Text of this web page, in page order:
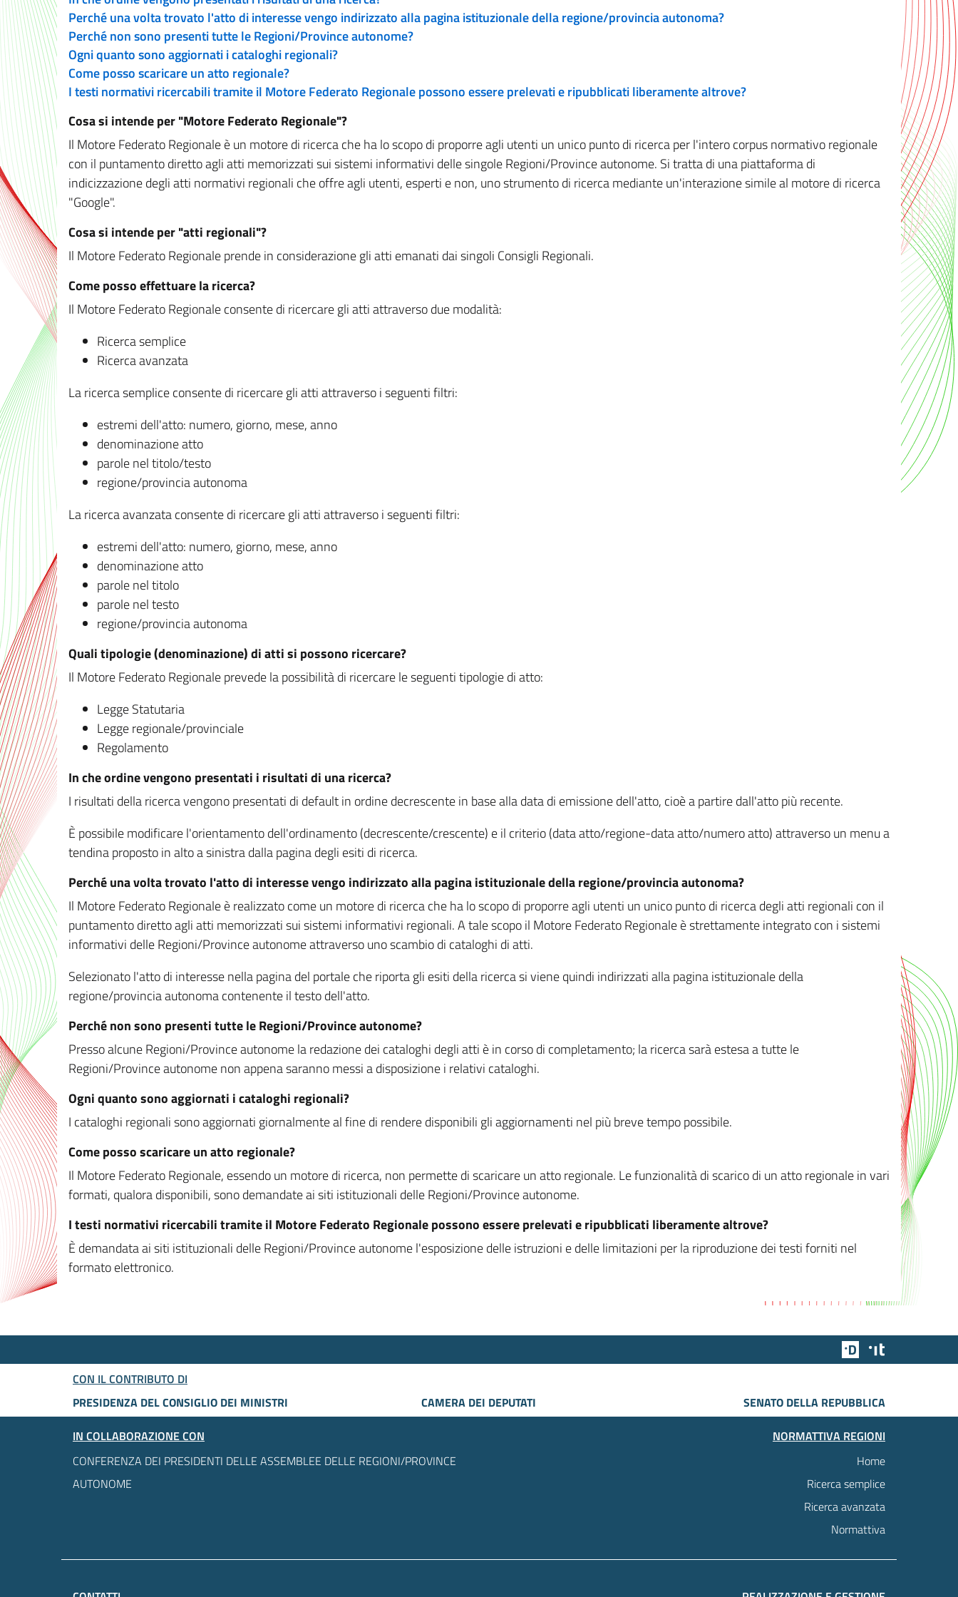
Perché una volta trovato l'atto di interesse vengo indirizzato alla pagina istituzionale della regione/provincia autonoma?
Perché non sono presenti tutte le Regioni/Province autonome?
Ogni quanto sono aggiornati i cataloghi regionali?
Come posso scaricare un atto regionale?
I testi normativi ricercabili tramite il Motore Federato Regionale possono essere prelevati e ripubblicati liberamente altrove?
Cosa si intende per "Motore Federato Regionale"?
Il Motore Federato Regionale è un motore di ricerca che ha lo scopo di proporre agli utenti un unico punto di ricerca per l'intero corpus normativo regionale
con il puntamento diretto agli atti memorizzati sui sistemi informativi delle singole Regioni/Province autonome. Si tratta di una piattaforma di
indicizzazione degli atti normativi regionali che offre agli utenti, esperti e non, uno strumento di ricerca mediante un'interazione simile al motore di ricerca
"Google".
Cosa si intende per "atti regionali"?
Il Motore Federato Regionale prende in considerazione gli atti emanati dai singoli Consigli Regionali.
Come posso effettuare la ricerca?
Il Motore Federato Regionale consente di ricercare gli atti attraverso due modalità:
Ricerca semplice
Ricerca avanzata
La ricerca semplice consente di ricercare gli atti attraverso i seguenti filtri:
estremi dell'atto: numero, giorno, mese, anno
denominazione atto
parole nel titolo/testo
regione/provincia autonoma
La ricerca avanzata consente di ricercare gli atti attraverso i seguenti filtri:
estremi dell'atto: numero, giorno, mese, anno
denominazione atto
parole nel titolo
parole nel testo
regione/provincia autonoma
Quali tipologie (denominazione) di atti si possono ricercare?
Il Motore Federato Regionale prevede la possibilità di ricercare le seguenti tipologie di atto:
Legge Statutaria
Legge regionale/provinciale
Regolamento
In che ordine vengono presentati i risultati di una ricerca?
I risultati della ricerca vengono presentati di default in ordine decrescente in base alla data di emissione dell'atto, cioè a partire dall'atto più recente.
È possibile modificare l'orientamento dell'ordinamento (decrescente/crescente) e il criterio (data atto/regione-data atto/numero atto) attraverso un menu a
tendina proposto in alto a sinistra dalla pagina degli esiti di ricerca.
Perché una volta trovato l'atto di interesse vengo indirizzato alla pagina istituzionale della regione/provincia autonoma?
Il Motore Federato Regionale è realizzato come un motore di ricerca che ha lo scopo di proporre agli utenti un unico punto di ricerca degli atti regionali con il
puntamento diretto agli atti memorizzati sui sistemi informativi regionali. A tale scopo il Motore Federato Regionale è strettamente integrato con i sistemi
informativi delle Regioni/Province autonome attraverso uno scambio di cataloghi di atti.
Selezionato l'atto di interesse nella pagina del portale che riporta gli esiti della ricerca si viene quindi indirizzati alla pagina istituzionale della
regione/provincia autonoma contenente il testo dell'atto.
Perché non sono presenti tutte le Regioni/Province autonome?
Presso alcune Regioni/Province autonome la redazione dei cataloghi degli atti è in corso di completamento; la ricerca sarà estesa a tutte le
Regioni/Province autonome non appena saranno messi a disposizione i relativi cataloghi.
Ogni quanto sono aggiornati i cataloghi regionali?
I cataloghi regionali sono aggiornati giornalmente al fine di rendere disponibili gli aggiornamenti nel più breve tempo possibile.
Come posso scaricare un atto regionale?
Il Motore Federato Regionale, essendo un motore di ricerca, non permette di scaricare un atto regionale. Le funzionalità di scarico di un atto regionale in vari
formati, qualora disponibili, sono demandate ai siti istituzionali delle Regioni/Province autonome.
I testi normativi ricercabili tramite il Motore Federato Regionale possono essere prelevati e ripubblicati liberamente altrove?
È demandata ai siti istituzionali delle Regioni/Province autonome l'esposizione delle istruzioni e delle limitazioni per la riproduzione dei testi forniti nel
formato elettronico.
Team Digitale
CON IL CONTRIBUTO DI
PRESIDENZA DEL CONSIGLIO DEI MINISTRI
CAMERA DEI DEPUTATI
SENATO DELLA REPUBBLICA
IN COLLABORAZIONE CON
CONFERENZA DEI PRESIDENTI DELLE ASSEMBLEE DELLE REGIONI/PROVINCE
AUTONOME
NORMATTIVA REGIONI
Home
Ricerca semplice
Ricerca avanzata
Normattiva